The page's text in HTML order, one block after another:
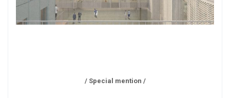
/ Special mention /